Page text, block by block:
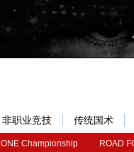
ONE Championship ROAD
非职业竞技 传统国术